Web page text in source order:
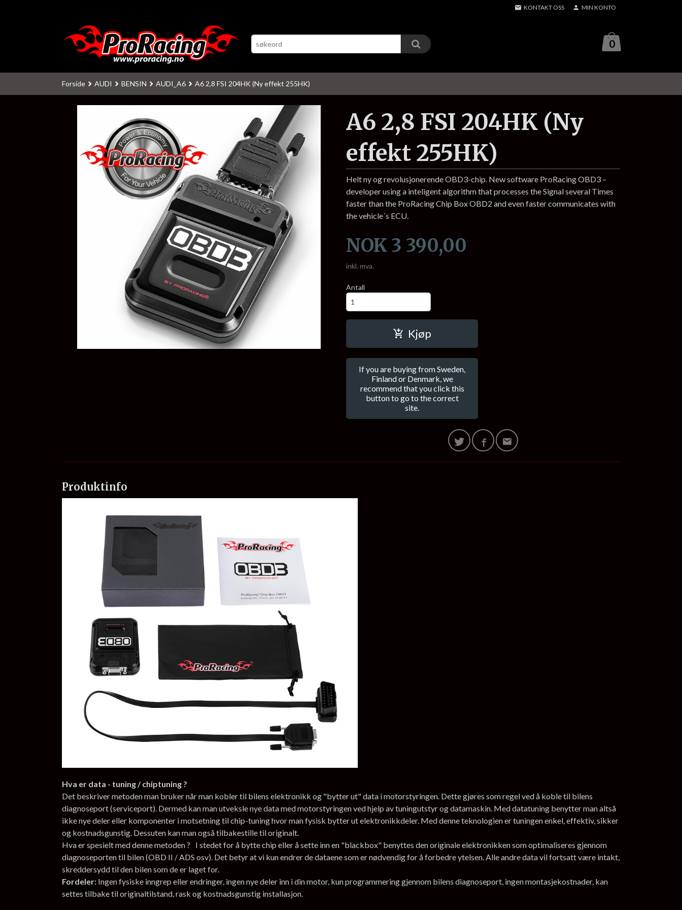
KONTAKT OSS MIN KONTO
0
Forside AUDI BENSIN AUDI_A6 A6 2,8 FSI 204HK (Ny effekt 255HK)
A6 2,8 FSI 204HK (Ny
effekt 255HK)
Helt ny og revolusjonerende OBD3-chip. New software ProRacing OBD3 –
developer using a inteligent algorithm that processes the Signal several Times
faster than the ProRacing Chip Box OBD2 and even faster communicates with
the vehicle´s ECU.
Pris
NOK 3 390,00
inkl. mva.
Antall
Kjøp
If you are buying from Sweden,
Finland or Denmark, we
recommend that you click this
button to go to the correct
site.
Produktinfo
Hva er data - tuning / chiptuning ?
Det beskriver metoden man bruker når man kobler til bilens elektronikk og "bytter ut" data i motorstyringen. Dette gjøres som regel ved å koble til bilens
diagnoseport (serviceport). Dermed kan man utveksle nye data med motorstyringen ved hjelp av tuningutstyr og datamaskin. Med datatuning benytter man altså
ikke nye deler eller komponenter i motsetning til chip-tuning hvor man fysisk bytter ut elektronikkdeler. Med denne teknologien er tuningen enkel, effektiv, sikker
og kostnadsgunstig. Dessuten kan man også tilbakestille til originalt.
Hva er spesielt med denne metoden ? I stedet for å bytte chip eller å sette inn en "blackbox" benyttes den originale elektronikken som optimaliseres gjennom
diagnoseporten til bilen (OBD II / ADS osv). Det betyr at vi kun endrer de dataene som er nødvendig for å forbedre ytelsen. Alle andre data vil fortsatt være intakt,
skreddersydd til den bilen som de er laget for.
Fordeler: Ingen fysiske inngrep eller endringer, ingen nye deler inn i din motor, kun programmering gjennom bilens diagnoseport, ingen montasjekostnader, kan
settes tilbake til originaltilstand, rask og kostnadsgunstig installasjon.